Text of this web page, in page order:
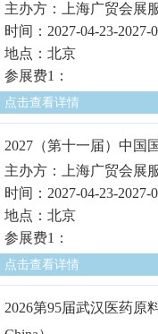
主办方：上海广贸会展
时间：2027-04-23-2027-
地点：北京
参展费1：
点击查看详情
2027（第十一届）中国
主办方：上海广贸会展
时间：2027-04-23-2027-
地点：北京
参展费1：
点击查看详情
2026第95届武汉医药原